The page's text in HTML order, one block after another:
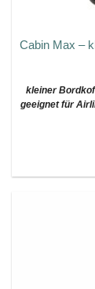
Cabin Max –
kleiner
geeignet für